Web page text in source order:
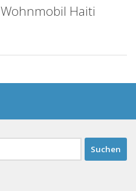
Wohnmobil Haiti